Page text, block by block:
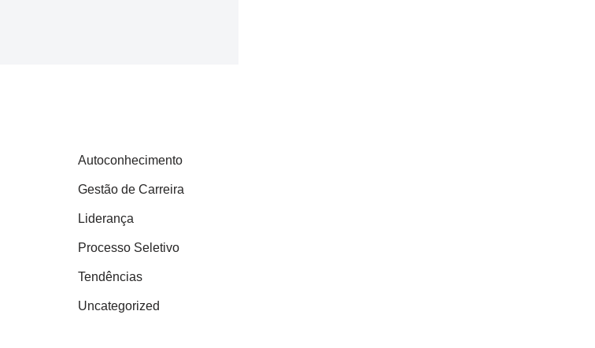
Autoconhecimento
Gestão de Carreira
Liderança
Processo Seletivo
Tendências
Uncategorized